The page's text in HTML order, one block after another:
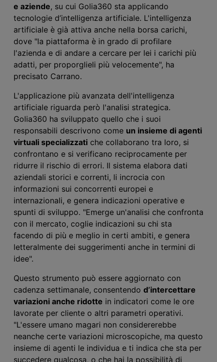
e aziende, su cui Golia360 sta applicando
tecnologie d’intelligenza artificiale. L'intelligenza
artificiale è già attiva anche nella borsa carichi,
dove "la piattaforma è in grado di profilare
l'azienda e di andare a cercare per lei i carichi più
adatti, per proporglieli più velocemente", ha
precisato Carrano.
L'applicazione più avanzata dell'intelligenza
artificiale riguarda però l'analisi strategica.
Golia360 ha sviluppato quello che i suoi
responsabili descrivono come un insieme di agenti
virtuali specializzati che collaborano tra loro, si
confrontano e si verificano reciprocamente per
ridurre il rischio di errori. Il sistema elabora dati
aziendali storici e correnti, li incrocia con
informazioni sui concorrenti europei e
internazionali, e genera indicazioni operative e
spunti di sviluppo. "Emerge un'analisi che confronta
con il mercato, coglie indicazioni su chi sta
facendo di più e meglio in certi ambiti, e genera
letteralmente dei suggerimenti anche in termini di
idee".
Questo strumento può essere aggiornato con
cadenza settimanale, consentendo d’intercettare
variazioni anche ridotte in indicatori come le ore
lavorate per cliente o altri parametri operativi.
"L'essere umano magari non considererebbe
neanche certe variazioni microscopiche, ma questo
insieme di agenti le individua e ti indica che sta per
succedere qualcosa, o che hai la possibilità di